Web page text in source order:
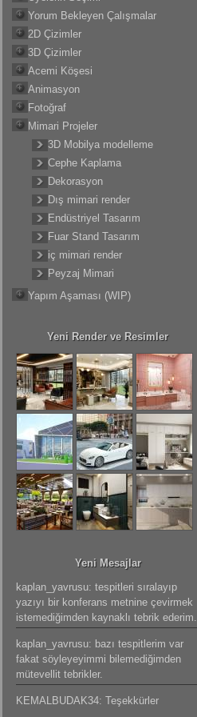
Yorum Bekleyen Çalışmalar
2D Çizimler
3D Çizimler
Acemi Köşesi
Animasyon
Fotoğraf
Mimari Projeler
3D Mobilya modelleme
Cephe Kaplama
Dekorasyon
Dış mimari render
Endüstriyel Tasarım
Fuar Stand Tasarım
iç mimari render
Peyzaj Mimari
Yapım Aşaması (WIP)
Yeni Render ve Resimler
Yeni Mesajlar
kaplan_yavrusu: tespitleri sıralayıp
yazıyı bir konferans metnine çevirmek
istemediğimden kaynaklı tebrik ederim.
kaplan_yavrusu: bazı tespitlerim var
fakat söyleyeyimmi bilemediğimden
mütevellit tebrikler.
KEMALBUDAK34: Teşekkürler